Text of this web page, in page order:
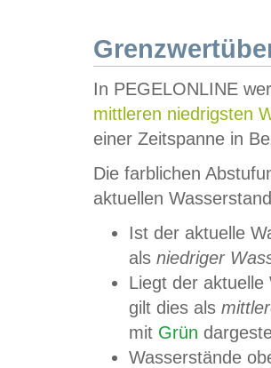
In PEGELONLINE
mittleren niedrigsten
einer Zeitspanne in
Die farblichen
aktuellen
Ist der aktuelle
als niedriger
Liegt der
gilt dies als
mit Grün
Wasserstände